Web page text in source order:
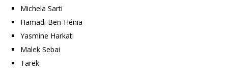
Michela Sarti
Hamadi Ben-Hénia
Yasmine Harkati
Malek Sebai
Tarek